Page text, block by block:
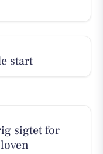
start
sigtet for